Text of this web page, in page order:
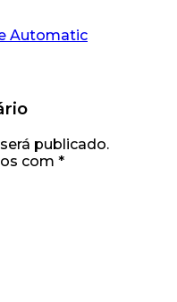
publicado.
com *